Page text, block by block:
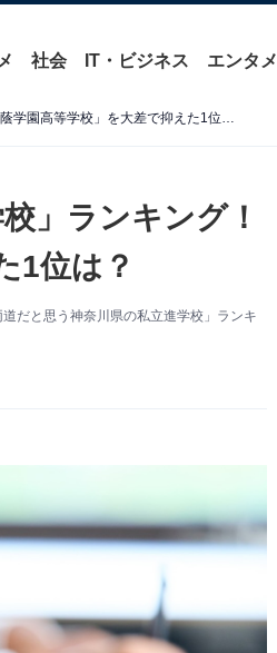
社会 IT・ビジネス エンタメ
文武両道だと思う「神奈川県の私立進学校」ランキング！2位「桐蔭学園高等学校」を大差で抑えた1位は？
」ランキング！
1位は？
だと思う神奈川県の私立進学校」ランキ